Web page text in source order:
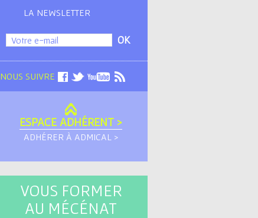
LA NEWSLETTER
NOUS SUIVRE
ESPACE ADHÉRENT >
ADHÉRER À ADMICAL >
VOUS FORMER
AU MÉCÉNAT